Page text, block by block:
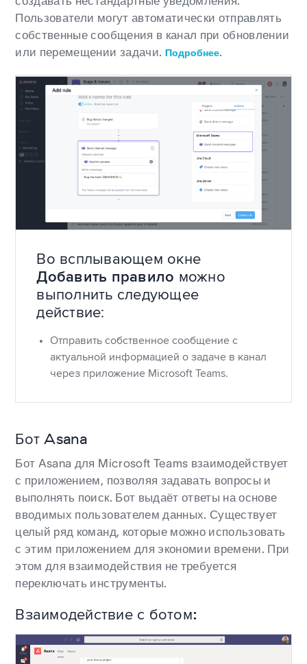
Пользователи могут автоматически отправлять
собственные сообщения в канал при обновлении
или перемещении задачи. Подробнее.
Во всплывающем окне
Добавить правило можно
выполнить следующее
действие:
Отправить собственное сообщение с
актуальной информацией о задаче в канал
через приложение Microsoft Teams.
Бот Asana
Бот Asana для Microsoft Teams взаимодействует
с приложением, позволяя задавать вопросы и
выполнять поиск. Бот выдаёт ответы на основе
вводимых пользователем данных. Существует
целый ряд команд, которые можно использовать
с этим приложением для экономии времени. При
этом для взаимодействия не требуется
переключать инструменты.
Взаимодействие с ботом: